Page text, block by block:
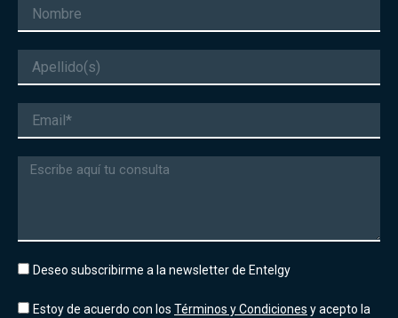
electrónico
Mensaje
Deseo subscribirme a la newsletter de Entelgy
Estoy de acuerdo con los Términos y Condiciones y acepto la